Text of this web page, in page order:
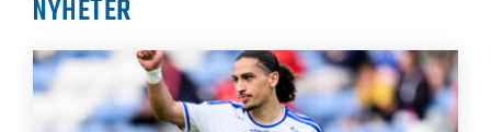
NYHETER